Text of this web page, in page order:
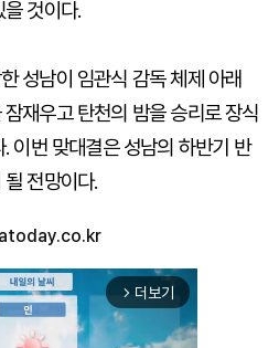
것이다.
성남이 임관식 감독 체제 아래
재우고 탄천의 밤을 승리로 장식
이번 맞대결은 성남의 하반기 반
전망이다.
arrow_forward_ios 더보기